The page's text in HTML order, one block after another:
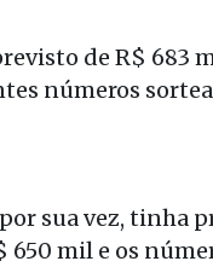
de R$ 683
números
sua vez, tinha
650 mil e os